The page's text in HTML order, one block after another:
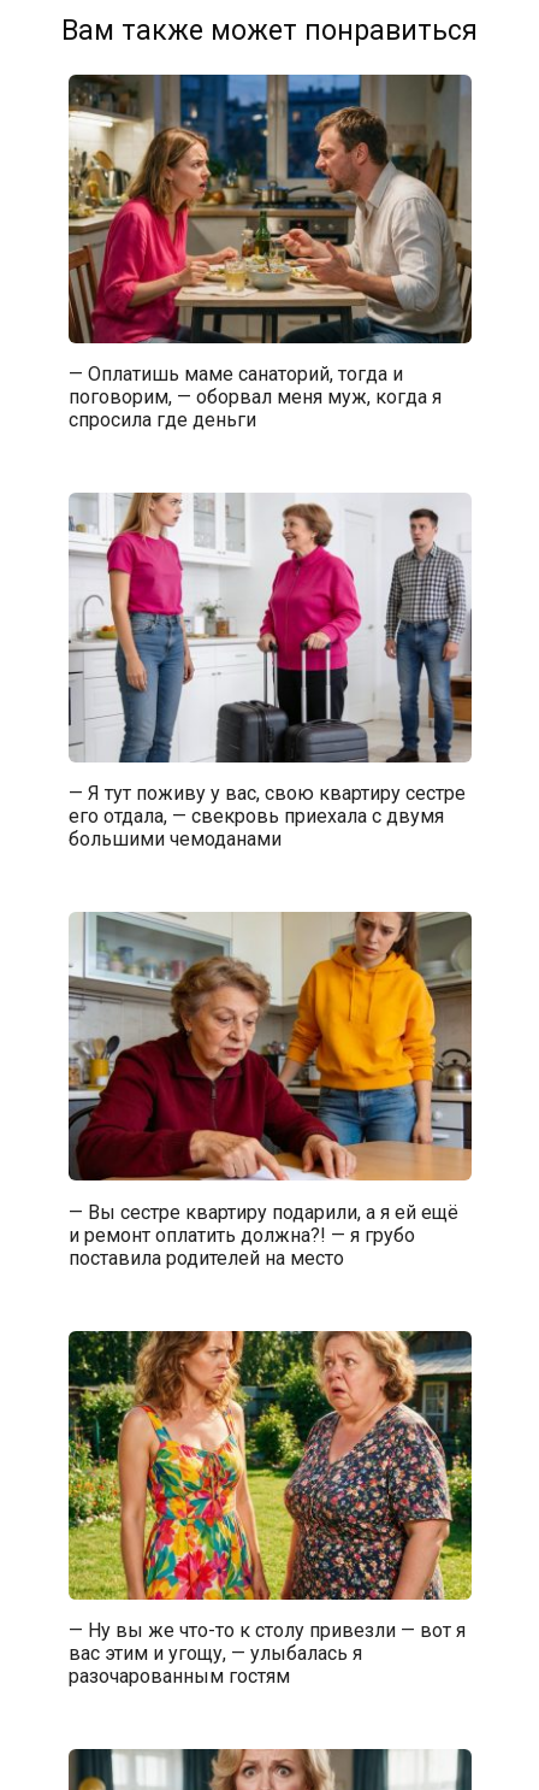
Вам также может понравиться
— Оплатишь маме санаторий, тогда и
поговорим, — оборвал меня муж, когда я
спросила где деньги
— Я тут поживу у вас, свою квартиру сестре
его отдала, — свекровь приехала с двумя
большими чемоданами
— Вы сестре квартиру подарили, а я ей ещё
и ремонт оплатить должна?! — я грубо
поставила родителей на место
— Ну вы же что-то к столу привезли — вот я
вас этим и угощу, — улыбалась я
разочарованным гостям